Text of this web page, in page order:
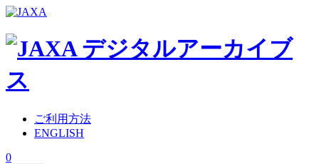
ご利用方法
ENGLISH
0